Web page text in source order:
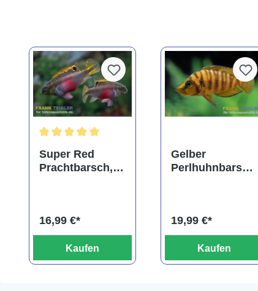
Durchschnittliche Bewertung von 5 von 5 Sternen
Super Red
Prachtbarsch,
16,99 €*
Kaufen
Gelber
Perlhuhnbarsch
19,99 €*
Kaufen